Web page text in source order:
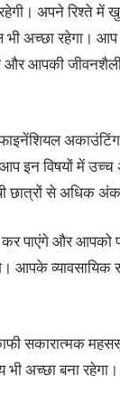
अपने रिश्‍ते में
अच्‍छा रहेगा।
और आपकी
फाइनेंशियल
इन विषयों में
छात्रों से अधिक
पाएंगे और आपको
आपके व्यावसायिक
सकारात्‍मक
अच्‍छा बना रहेगा।